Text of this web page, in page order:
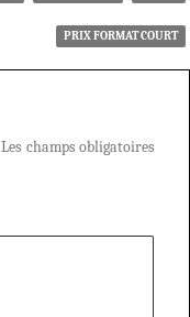
PRIX FORMAT COURT
Les champs obligatoires